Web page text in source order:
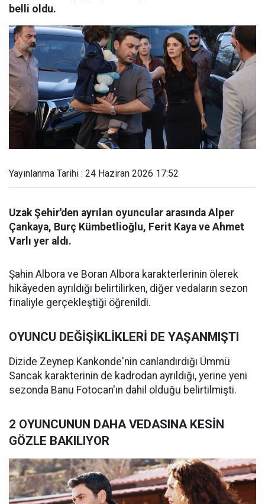
belli oldu.
Yayınlanma Tarihi : 24 Haziran 2026 17:52
Uzak Şehir'den ayrılan oyuncular arasında Alper
Çankaya, Burç Kümbetlioğlu, Ferit Kaya ve Ahmet
Varlı yer aldı.
Şahin Albora ve Boran Albora karakterlerinin ölerek
hikâyeden ayrıldığı belirtilirken, diğer vedaların sezon
finaliyle gerçekleştiği öğrenildi.
OYUNCU DEĞİŞİKLİKLERİ DE YAŞANMIŞTI
Dizide Zeynep Kankonde'nin canlandırdığı Ümmü
Sancak karakterinin de kadrodan ayrıldığı, yerine yeni
sezonda Banu Fotocan'ın dahil olduğu belirtilmişti.
2 OYUNCUNUN DAHAVEDASINAKESİN
GÖZLE BAKILIYOR